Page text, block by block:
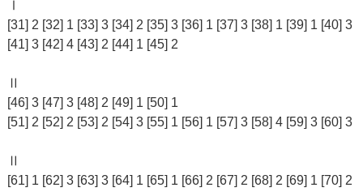
Ⅰ
[31] 2 [32] 1 [33] 3 [34] 2 [35] 3 [36] 1 [37] 3 [38] 1 [39] 1 [40] 3
[41] 3 [42] 4 [43] 2 [44] 1 [45] 2
Ⅱ
[46] 3 [47] 3 [48] 2 [49] 1 [50] 1
[51] 2 [52] 2 [53] 2 [54] 3 [55] 1 [56] 1 [57] 3 [58] 4 [59] 3 [60] 3
Ⅱ
[61] 1 [62] 3 [63] 3 [64] 1 [65] 1 [66] 2 [67] 2 [68] 2 [69] 1 [70] 2